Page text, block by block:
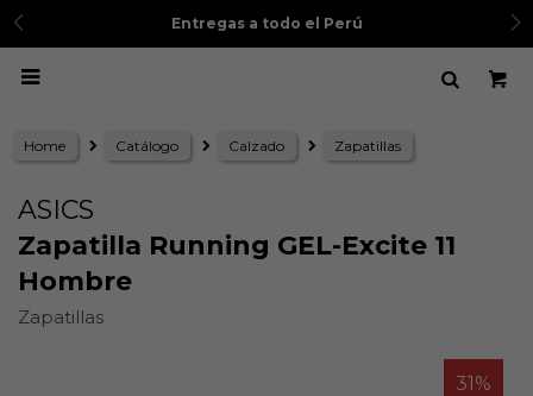
Entregas a todo el Perú

Home Catálogo Calzado Zapatillas
ASICS
Zapatilla Running GEL-Excite 11
Hombre
Zapatillas
31